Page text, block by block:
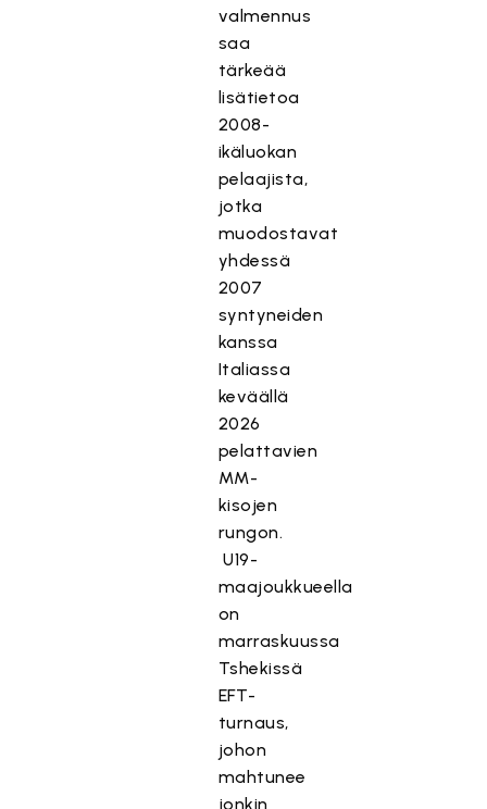
valmennus
saa
tärkeää
lisätietoa
2008-
ikäluokan
pelaajista,
jotka
muodostavat
yhdessä
2007
syntyneiden
kanssa
Italiassa
keväällä
2026
pelattavien
MM-
kisojen
rungon.
U19-
maajoukkueella
on
marraskuussa
Tshekissä
EFT-
turnaus,
johon
mahtunee
jonkin